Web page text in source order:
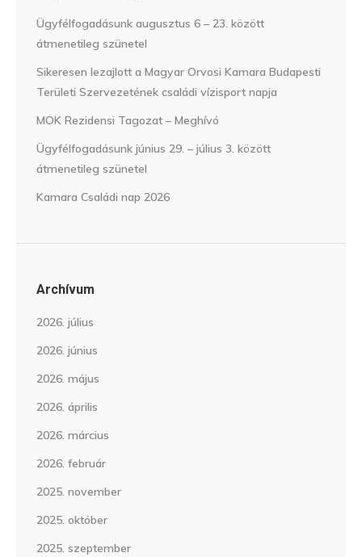
Ügyfélfogadásunk augusztus 6 – 23. között
átmenetileg szünetel
Sikeresen lezajlott a Magyar Orvosi Kamara Budapesti
Területi Szervezetének családi vízisport napja
MOK Rezidensi Tagozat – Meghívó
Ügyfélfogadásunk június 29. – július 3. között
átmenetileg szünetel
Kamara Családi nap 2026
Archívum
2026. július
2026. június
2026. május
2026. április
2026. március
2026. február
2025. november
2025. október
2025. szeptember